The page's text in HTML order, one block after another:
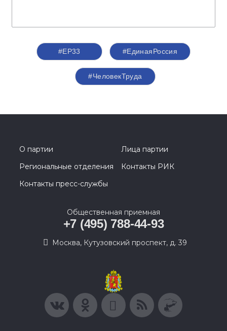
#ЕР33 #‎ЕдинаяРоссия
#ЧеловекТруда
О партии
Лица партии
Региональные отделения
Контакты РИК
Контакты пресс-службы
Общественная приемная
+7 (495) 788-44-93
Москва, Кутузовский проспект, д. 39